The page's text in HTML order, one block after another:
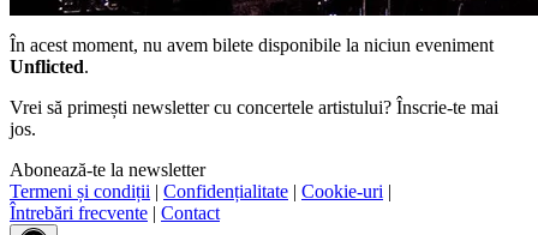
În acest moment, nu avem bilete disponibile la niciun eveniment
Unflicted.
Vrei să primești newsletter cu concertele artistului? Înscrie-te mai
jos.
Abonează-te la newsletter
Termeni și condiții | Confidențialitate | Cookie-uri |
Întrebări frecvente | Contact